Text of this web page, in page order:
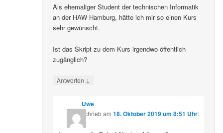
Als ehemaliger Student der technischen Informatik
an der HAW Hamburg, hätte ich mir so einen Kurs
sehr gewünscht.
Ist das Skript zu dem Kurs irgendwo öffentlich
zugänglich?
Antworten ↓
Uwe
schriebam 18. Oktober 2019 um 8:51 Uhr: